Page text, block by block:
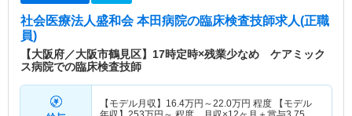
社会医療法人盛和会 本田病院の臨床検査技師求人(正職
員)
【大阪府／大阪市鶴見区】17時定時×残業少なめ ケアミック
ス病院での臨床検査技師
【モデル月収】 16.4万円～22.0万円 程度 【モデル